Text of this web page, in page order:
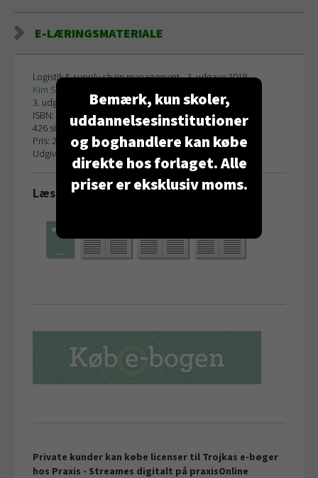
E-LÆRINGSMATERIALE
Logistik & supply chain management - 3. udgave 2018
Kim Sundtoft Hald
3. udgave 2018
ISBN: 9788771541199
426 sider
Pris: 278,00 kr.
Udgiver: Trojka
Læs et uddrag af lærebogen
Private kunder kan købe licenser til Trojkas e-bøger
hos Praxis - Streames digitalt på praxisOnline
Bemærk, kun skoler,
uddannelsesinstitutioner
og boghandlere kan købe
direkte hos forlaget. Alle
priser er eksklusiv moms.